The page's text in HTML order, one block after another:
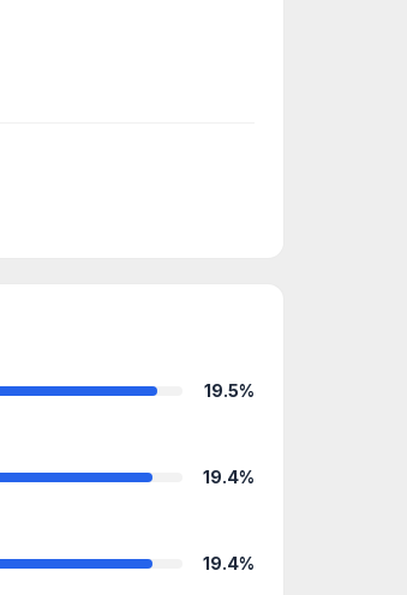
19.5%
19.4%
19.4%